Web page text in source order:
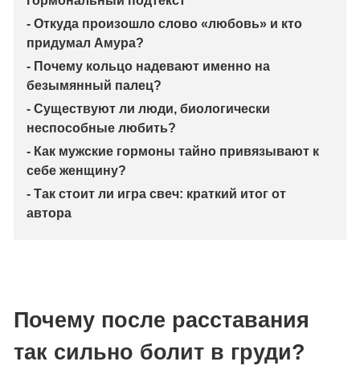
- Откуда произошло слово «любовь» и кто
придумал Амура?
- Почему кольцо надевают именно на
безымянный палец?
- Существуют ли люди, биологически
неспособные любить?
- Как мужские гормоны тайно привязывают к
себе женщину?
- Так стоит ли игра свеч: краткий итог от
автора
Почему после расставания
так сильно болит в груди?